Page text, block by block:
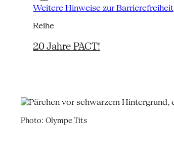
Weitere Hinweise zur Barrierefreiheit
Reihe
20 Jahre PACT!
Photo: Olympe Tits